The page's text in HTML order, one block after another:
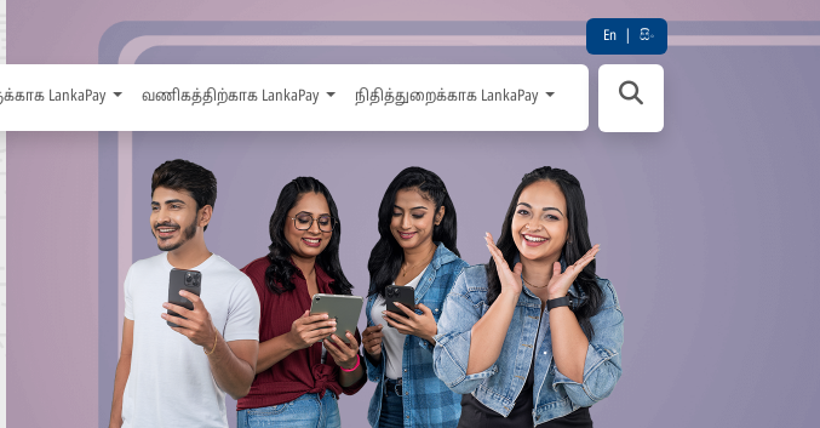
En සිං
LankaPay வணிகத்திற்காக LankaPay நிதித்துறைக்காக LankaPay